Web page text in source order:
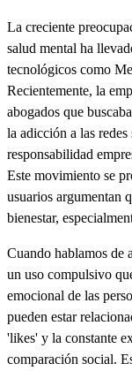
La creciente
salud mental ha
tecnológicos como
Recientemente, la
abogados que
la adicción a las
responsabilidad
Este movimiento se
usuarios argumentan
bienestar,
Cuando hablamos de
un uso compulsivo
emocional de las
pueden estar
'likes' y la constante
comparación social.